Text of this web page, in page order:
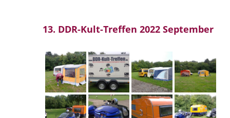
13. DDR-Kult-Treffen 2022 September